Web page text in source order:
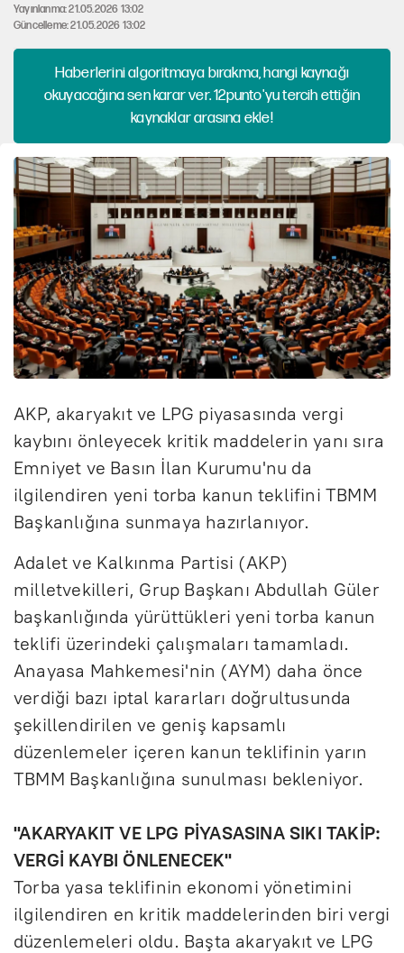
Yayınlanma: 21.05.2026 13:02
Güncelleme: 21.05.2026 13:02
Haberlerini algoritmaya bırakma, hangi kaynağı
okuyacağına sen karar ver. 12punto'yu tercih ettiğin
kaynaklar arasına ekle!
AKP, akaryakıt ve LPG piyasasında vergi
kaybını önleyecek kritik maddelerin yanı sıra
Emniyet ve Basın İlan Kurumu'nu da
ilgilendiren yeni torba kanun teklifini TBMM
Başkanlığına sunmaya hazırlanıyor.
Adalet ve Kalkınma Partisi (AKP)
milletvekilleri, Grup Başkanı Abdullah Güler
başkanlığında yürüttükleri yeni torba kanun
teklifi üzerindeki çalışmaları tamamladı.
Anayasa Mahkemesi'nin (AYM) daha önce
verdiği bazı iptal kararları doğrultusunda
şekillendirilen ve geniş kapsamlı
düzenlemeler içeren kanun teklifinin yarın
TBMM Başkanlığına sunulması bekleniyor.
''AKARYAKIT VE LPG PİYASASINA SIKI TAKİP:
VERGİ KAYBI ÖNLENECEK''
Torba yasa teklifinin ekonomi yönetimini
ilgilendiren en kritik maddelerinden biri vergi
düzenlemeleri oldu. Başta akaryakıt ve LPG